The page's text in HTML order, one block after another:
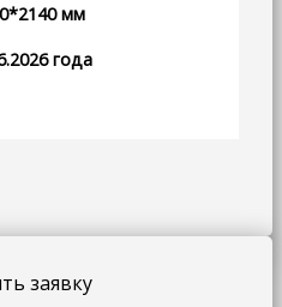
мм
года
заявку